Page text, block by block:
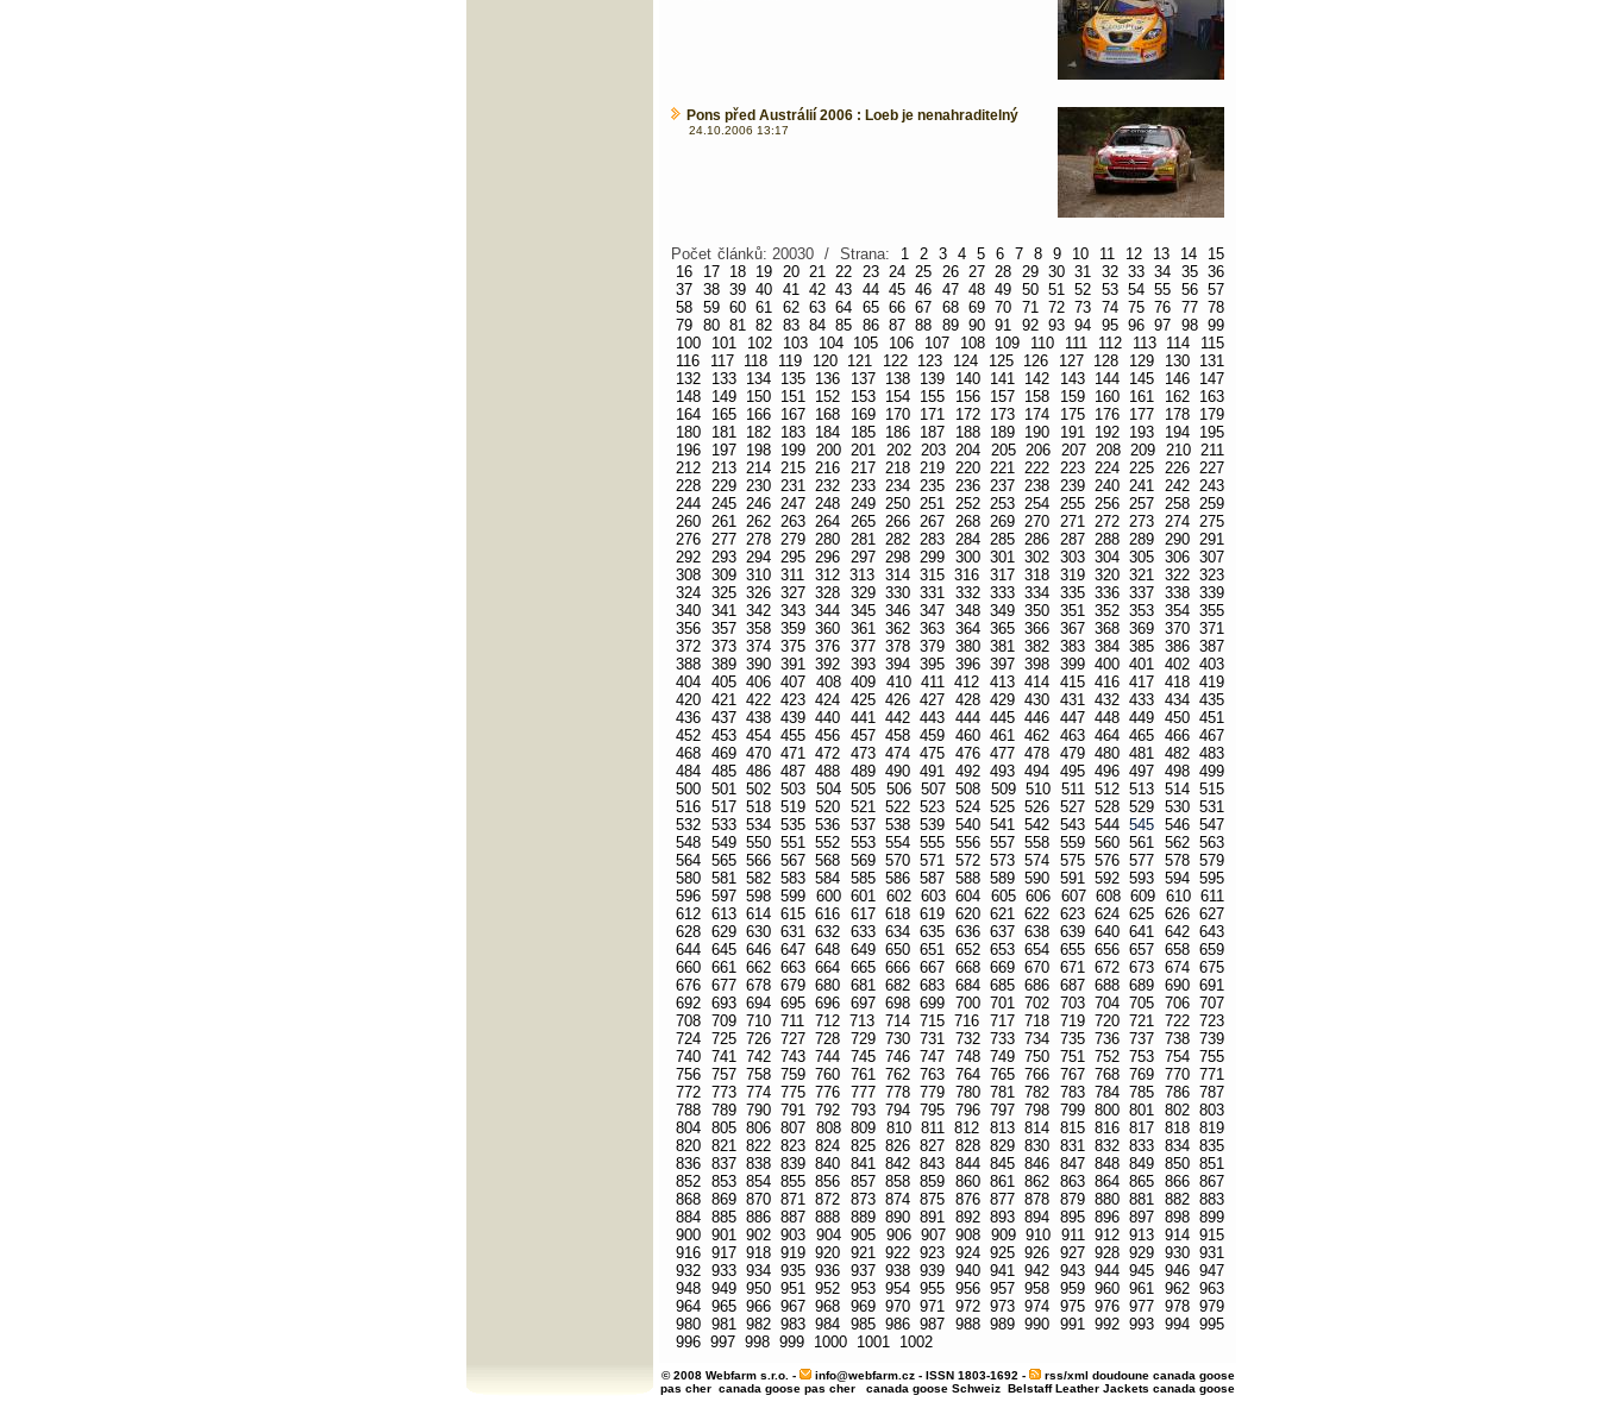
Pons před Austrálií 2006 : Loeb je nenahraditelný
24.10.2006 13:17
Počet článků: 20030 / Strana: 1 2 3 4 5 6 7 8 9 10 11 12 13 14
15
16
17 18 19 20 21 22 23 24 25 26 27 28 29 30 31 32 33 34 35 36
37 38 39 40 41 42 43 44 45 46 47 48 49 50 51 52 53 54 55 56 57
58 59 60 61 62 63 64 65 66 67 68 69 70 71 72 73 74 75 76 77 78
79 80 81 82 83 84 85 86 87 88 89 90 91 92 93 94 95 96 97 98 99
100
101 102 103 104 105 106 107 108 109 110 111 112 113 114
115
116
117 118 119 120 121 122 123 124 125 126 127 128 129 130
131
132
133 134 135 136 137 138 139 140 141 142 143 144 145 146
147
148
149 150 151 152 153 154 155 156 157 158 159 160 161 162
163
164
165 166 167 168 169 170 171 172 173 174 175 176 177 178
179
180
181 182 183 184 185 186 187 188 189 190 191 192 193 194
195
196
197 198 199 200 201 202 203 204 205 206 207 208 209 210 211
212 213 214 215 216 217 218 219 220 221 222 223 224 225 226 227
228 229 230 231 232 233 234 235 236 237 238 239 240 241 242 243
244 245 246 247 248 249 250 251 252 253 254 255 256 257 258 259
260 261 262 263 264 265 266 267 268 269 270 271 272 273 274 275
276 277 278 279 280 281 282 283 284 285 286 287 288 289 290 291
292 293 294 295 296 297 298 299 300 301 302 303 304 305 306 307
308 309 310 311 312 313 314 315 316 317 318 319 320 321 322 323
324 325 326 327 328 329 330 331 332 333 334 335 336 337 338 339
340 341 342 343 344 345 346 347 348 349 350 351 352 353 354 355
356 357 358 359 360 361 362 363 364 365 366 367 368 369 370 371
372 373 374 375 376 377 378 379 380 381 382 383 384 385 386 387
388 389 390 391 392 393 394 395 396 397 398 399 400 401 402 403
404 405 406 407 408 409 410 411 412 413 414 415 416 417 418 419
420 421 422 423 424 425 426 427 428 429 430 431 432 433 434 435
436 437 438 439 440 441 442 443 444 445 446 447 448 449 450 451
452 453 454 455 456 457 458 459 460 461 462 463 464 465 466 467
468 469 470 471 472 473 474 475 476 477 478 479 480 481 482 483
484 485 486 487 488 489 490 491 492 493 494 495 496 497 498 499
500 501 502 503 504 505 506 507 508 509 510 511 512 513 514 515
516 517 518 519 520 521 522 523 524 525 526 527 528 529 530 531
532 533 534 535 536 537 538 539 540 541 542 543 544 545 546 547
548 549 550 551 552 553 554 555 556 557 558 559 560 561 562 563
564 565 566 567 568 569 570 571 572 573 574 575 576 577 578 579
580 581 582 583 584 585 586 587 588 589 590 591 592 593 594 595
596 597 598 599 600 601 602 603 604 605 606 607 608 609 610 611
612 613 614 615 616 617 618 619 620 621 622 623 624 625 626 627
628 629 630 631 632 633 634 635 636 637 638 639 640 641 642 643
644 645 646 647 648 649 650 651 652 653 654 655 656 657 658 659
660 661 662 663 664 665 666 667 668 669 670 671 672 673 674 675
676 677 678 679 680 681 682 683 684 685 686 687 688 689 690 691
692 693 694 695 696 697 698 699 700 701 702 703 704 705 706 707
708 709 710 711 712 713 714 715 716 717 718 719 720 721 722 723
724 725 726 727 728 729 730 731 732 733 734 735 736 737 738 739
740 741 742 743 744 745 746 747 748 749 750 751 752 753 754 755
756 757 758 759 760 761 762 763 764 765 766 767 768 769 770 771
772 773 774 775 776 777 778 779 780 781 782 783 784 785 786 787
788 789 790 791 792 793 794 795 796 797 798 799 800 801 802 803
804 805 806 807 808 809 810 811 812 813 814 815 816 817 818 819
820 821 822 823 824 825 826 827 828 829 830 831 832 833 834 835
836 837 838 839 840 841 842 843 844 845 846 847 848 849 850 851
852 853 854 855 856 857 858 859 860 861 862 863 864 865 866 867
868 869 870 871 872 873 874 875 876 877 878 879 880 881 882 883
884 885 886 887 888 889 890 891 892 893 894 895 896 897 898 899
900 901 902 903 904 905 906 907 908 909 910 911 912 913 914 915
916 917 918 919 920 921 922 923 924 925 926 927 928 929 930 931
932 933 934 935 936 937 938 939 940 941 942 943 944 945 946 947
948 949 950 951 952 953 954 955 956 957 958 959 960 961 962 963
964 965 966 967 968 969 970 971 972 973 974 975 976 977 978 979
980 981 982 983 984 985 986 987 988 989 990 991 992 993 994 995
996 997 998 999 1000 1001 1002
© 2008 Webfarm s.r.o. - info@webfarm.cz- ISSN 1803-1692 - rss/xml doudoune canada goose
pas cher canada goose pas cher canada goose Schweiz Belstaff Leather Jackets canada goose